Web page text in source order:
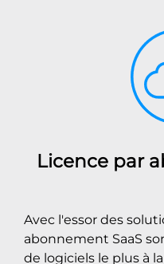
Licence par
Avec l'essor des
abonnement SaaS
de logiciels le plus à